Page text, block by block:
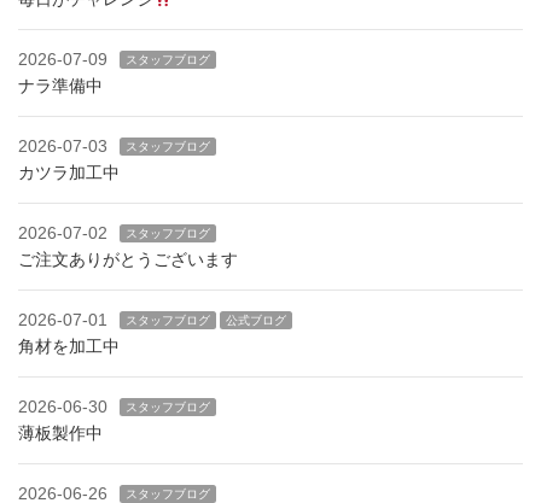
2026-07-09 スタッフブログ
ナラ準備中
2026-07-03 スタッフブログ
カツラ加工中
2026-07-02 スタッフブログ
ご注文ありがとうございます
2026-07-01 スタッフブログ 公式ブログ
角材を加工中
2026-06-30 スタッフブログ
薄板製作中
2026-06-26 スタッフブログ